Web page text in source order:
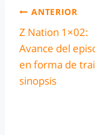
ANTERIOR
Z Nation 1×02:
Avance del
en forma de
sinopsis